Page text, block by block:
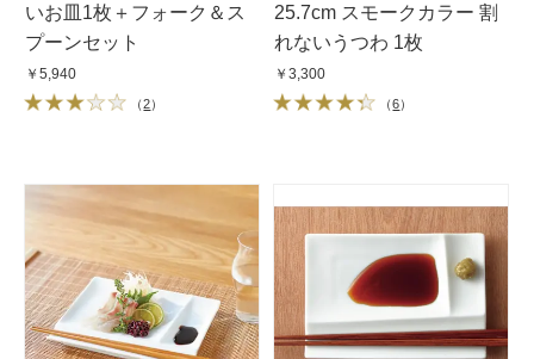
いお皿1枚＋フォーク＆ス
プーンセット
￥5,940
（2）
25.7cm スモークカラー 割
れないうつわ 1枚
￥3,300
（6）